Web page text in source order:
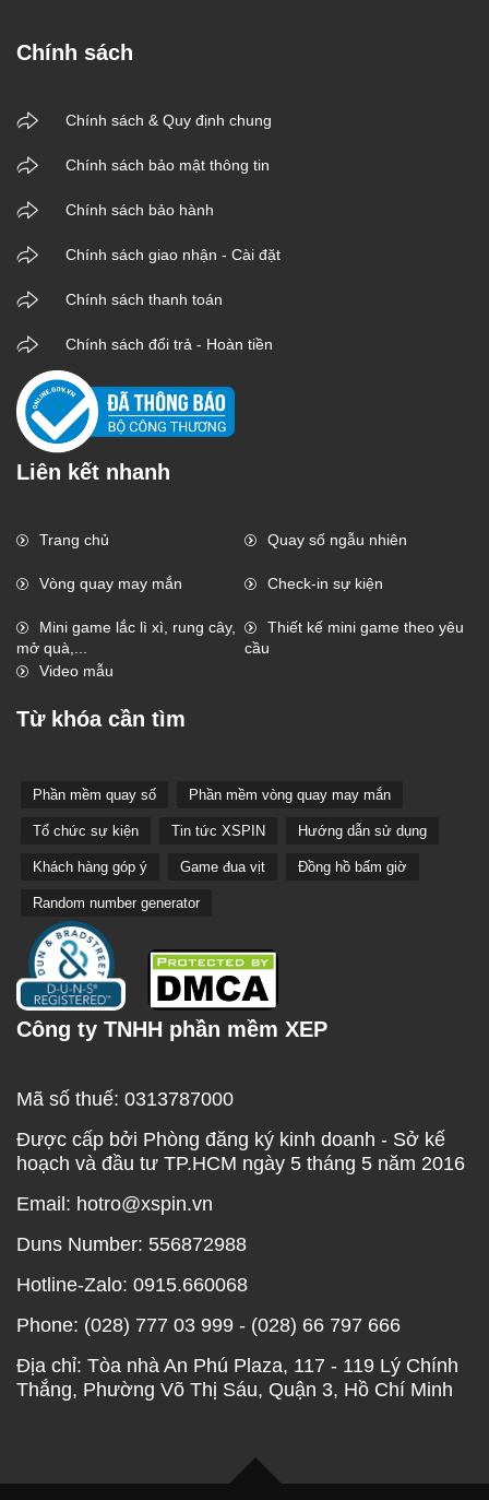
Chính sách
Chính sách & Quy định chung
Chính sách bảo mật thông tin
Chính sách bảo hành
Chính sách giao nhận - Cài đặt
Chính sách thanh toán
Chính sách đổi trả - Hoàn tiền
Liên kết nhanh
Trang chủ Quay số ngẫu nhiên
Vòng quay may mắn Check-in sự kiện
Mini game lắc lì xì, rung cây,
mở quà,...
Thiết kế mini game theo yêu
cầu
Video mẫu
Từ khóa cần tìm
Phần mềm quay số Phần mềm vòng quay may mắn
Tổ chức sự kiện Tin tức XSPIN Hướng dẫn sử dụng
Khách hàng góp ý Game đua vịt Đồng hồ bấm giờ
Random number generator
Công ty TNHH phần mềm XEP
Mã số thuế: 0313787000
Được cấp bởi Phòng đăng ký kinh doanh - Sở kế
hoạch và đầu tư TP.HCM ngày 5 tháng 5 năm 2016
Email: hotro@xspin.vn
Duns Number: 556872988
Hotline-Zalo: 0915.660068
Phone: (028) 777 03 999 - (028) 66 797 666
Địa chỉ: Tòa nhà An Phú Plaza, 117 - 119 Lý Chính
Thắng, Phường Võ Thị Sáu, Quận 3, Hồ Chí Minh